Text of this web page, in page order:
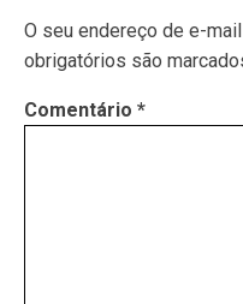
O seu endereço de e-
obrigatórios são
Comentário *